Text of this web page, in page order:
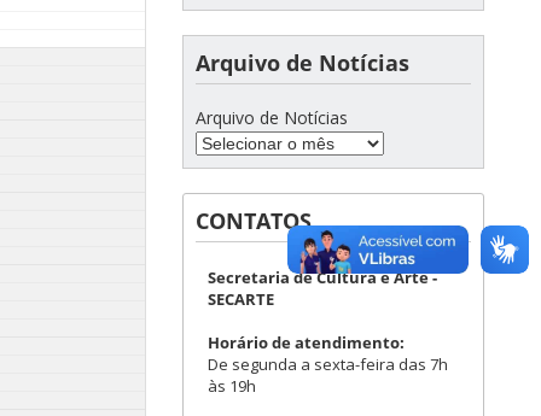
Arquivo de Notícias
Arquivo de Notícias
CONTATOS
Secretaria de Cultura e Arte -
SECARTE
Horário de atendimento:
De segunda a sexta-feira das 7h
às 19h